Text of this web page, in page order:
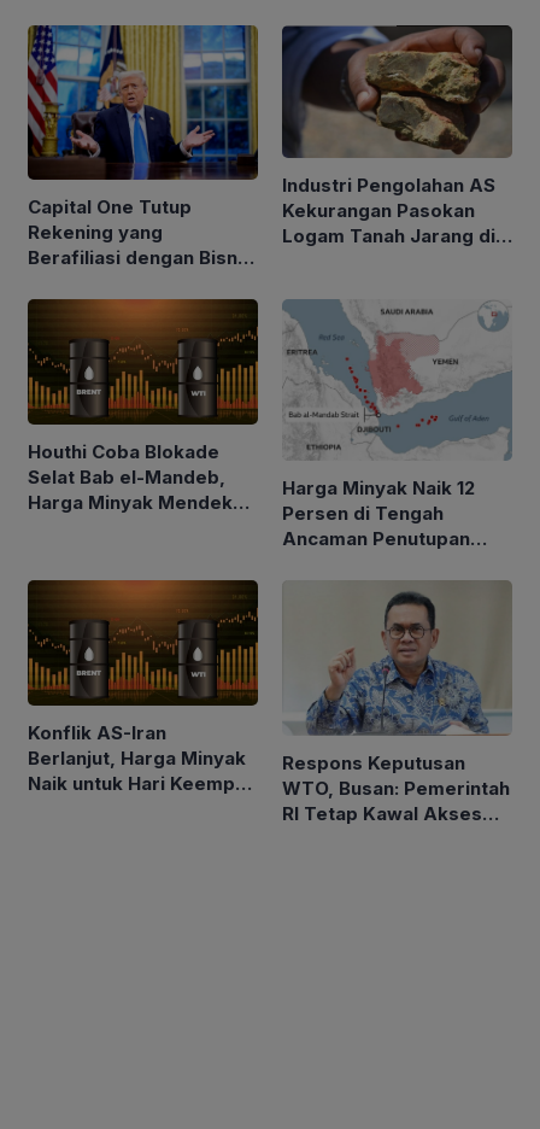
Capital One Tutup
Rekening yang
Berafiliasi dengan Bisnis
Industri Pengolahan AS
Kekurangan Pasokan
Logam Tanah Jarang di
Houthi Coba Blokade
Selat Bab el-Mandeb,
Harga Minyak Mendekati
Harga Minyak Naik 12
Persen di Tengah
Ancaman Penutupan
Konflik AS-Iran
Berlanjut, Harga Minyak
Naik untuk Hari Keempat
Respons Keputusan
WTO, Busan: Pemerintah
RI Tetap Kawal Akses